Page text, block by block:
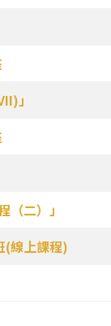
」
二）」
(線上課程)